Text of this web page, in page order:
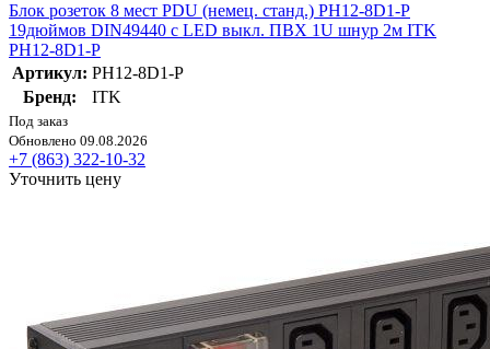
Блок розеток 8 мест PDU (немец. станд.) PH12-8D1-P
19дюймов DIN49440 с LED выкл. ПВХ 1U шнур 2м ITK
PH12-8D1-P
Артикул: PH12-8D1-P
Бренд:
ITK
Под заказ
Обновлено 09.08.2026
+7 (863) 322-10-32
Уточнить цену